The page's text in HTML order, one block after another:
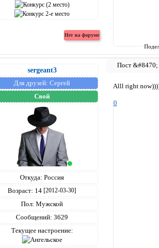
sergeant3
Для друзей: Сергей
Свой
Откуда: Россия
Возраст: 14 [2012-03-30]
Пол: Мужской
Сообщений: 3629
Текущее настроение:
Alll right
0